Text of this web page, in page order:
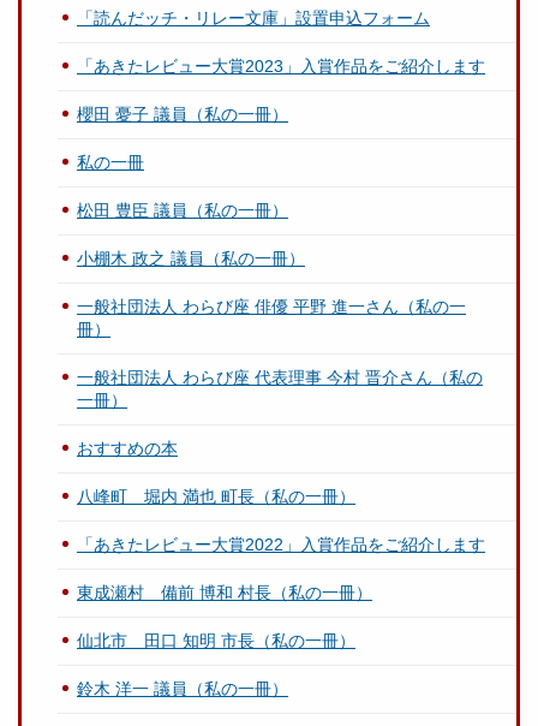
「読んだッチ・リレー文庫」設置申込フォーム
「あきたレビュー大賞2023」入賞作品をご紹介します
櫻田 憂子 議員（私の一冊）
私の一冊
松田 豊臣 議員（私の一冊）
小棚木 政之 議員（私の一冊）
一般社団法人 わらび座 俳優 平野 進一さん（私の一
冊）
一般社団法人 わらび座 代表理事 今村 晋介さん（私の
一冊）
おすすめの本
八峰町 堀内 満也 町長（私の一冊）
「あきたレビュー大賞2022」入賞作品をご紹介します
東成瀬村 備前 博和 村長（私の一冊）
仙北市 田口 知明 市長（私の一冊）
鈴木 洋一 議員（私の一冊）